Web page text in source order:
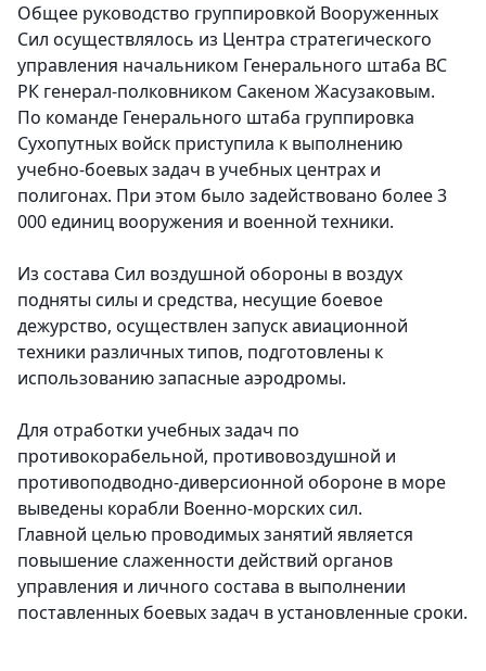
Общее руководство группировкой Вооруженных
Сил осуществлялось из Центра стратегического
управления начальником Генерального штаба ВС
РК генерал-полковником Сакеном Жасузаковым.
По команде Генерального штаба группировка
Сухопутных войск приступила к выполнению
учебно-боевых задач в учебных центрах и
полигонах. При этом было задействовано более 3
000 единиц вооружения и военной техники.
Из состава Сил воздушной обороны в воздух
подняты силы и средства, несущие боевое
дежурство, осуществлен запуск авиационной
техники различных типов, подготовлены к
использованию запасные аэродромы.
Для отработки учебных задач по
противокорабельной, противовоздушной и
противоподводно-диверсионной обороне в море
выведены корабли Военно-морских сил.
Главной целью проводимых занятий является
повышение слаженности действий органов
управления и личного состава в выполнении
поставленных боевых задач в установленные сроки.